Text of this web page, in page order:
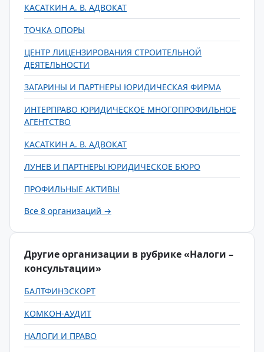
КАСАТКИН А. В. АДВОКАТ
ТОЧКА ОПОРЫ
ЦЕНТР ЛИЦЕНЗИРОВАНИЯ СТРОИТЕЛЬНОЙ
ДЕЯТЕЛЬНОСТИ
ЗАГАРИНЫ И ПАРТНЕРЫ ЮРИДИЧЕСКАЯ ФИРМА
ИНТЕРПРАВО ЮРИДИЧЕСКОЕ МНОГОПРОФИЛЬНОЕ
АГЕНТСТВО
КАСАТКИН А. В. АДВОКАТ
ЛУНЕВ И ПАРТНЕРЫ ЮРИДИЧЕСКОЕ БЮРО
ПРОФИЛЬНЫЕ АКТИВЫ
Все 8 организаций →
Другие организации в рубрике «Налоги –
консультации»
БАЛТФИНЭСКОРТ
КОМКОН-АУДИТ
НАЛОГИ И ПРАВО